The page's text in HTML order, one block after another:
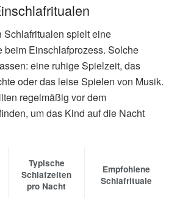
Schlafritualen spielt eine
beim Einschlafprozess. Solche
eine ruhige Spielzeit, das
oder das leise Spielen von Musik.
regelmäßig vor dem
um das Kind auf die Nacht
Typische
Schlafzeiten
pro Nacht
Empfohlene
Schlafrituale